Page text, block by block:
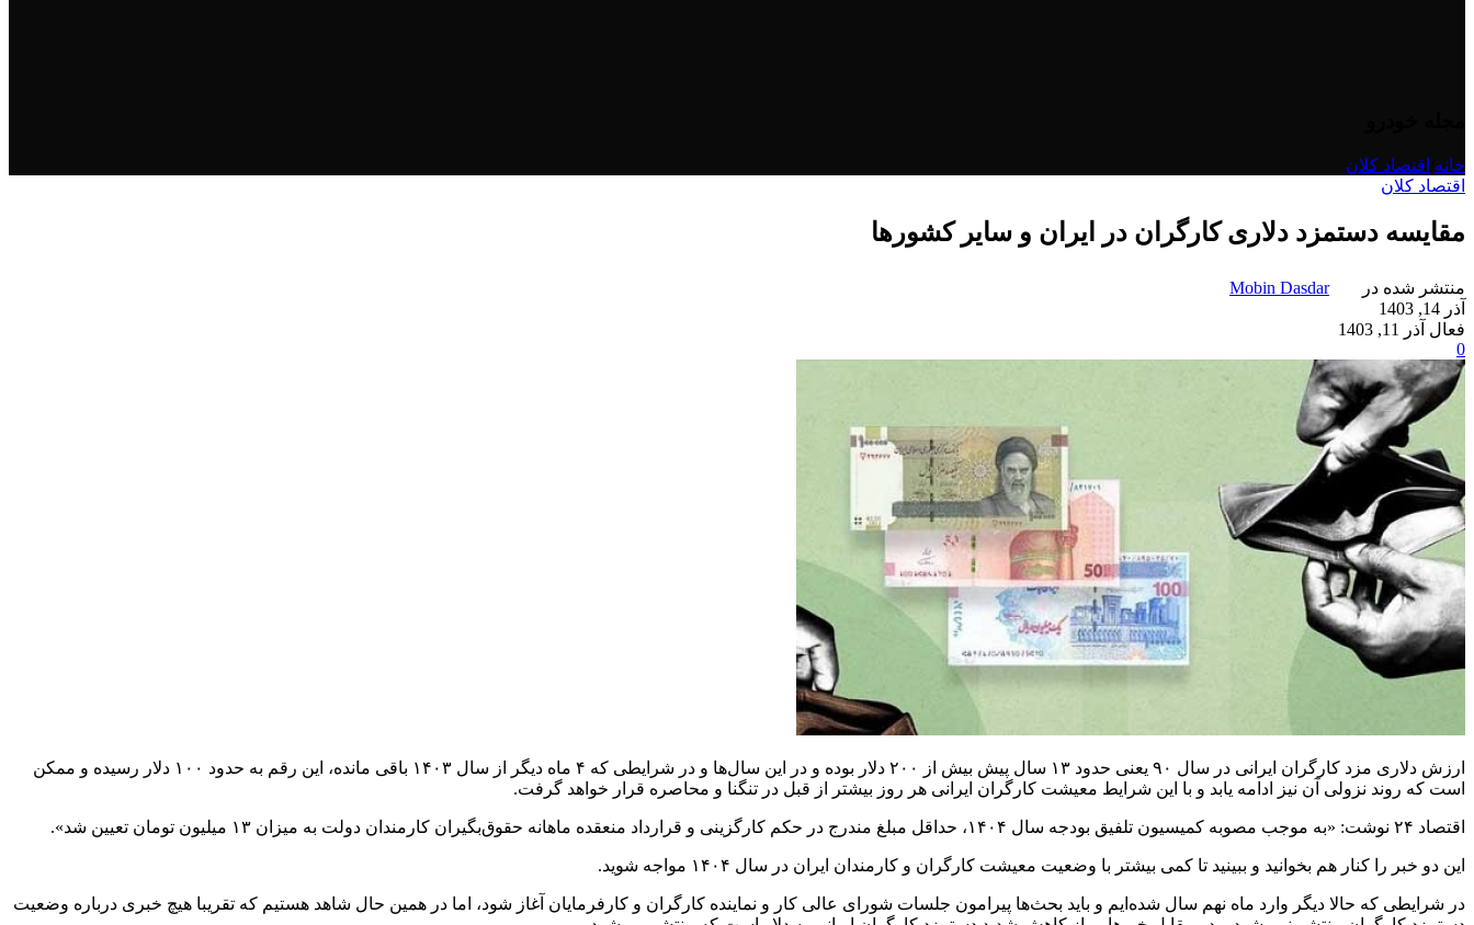
خانه اقتصاد کلان
اقتصاد کلان
مقایسه دستمزد دلاری کارگران در ایران و سایر کشورها
منتشر شده در
Mobin Dasdar
آذر 14, 1403
فعال آذر 11, 1403
0
ارزش دلاری مزد کارگران ایرانی در سال ۹۰ یعنی حدود ۱۳ سال پیش بیش از ۲۰۰ دلار بوده و در این سال‌ها و در شرایطی که ۴ ماه دیگر از سال ۱۴۰۳ باقی مانده، این رقم به حدود ۱۰۰ دلار رسیده و ممکن
است که روند نزولی آن نیز ادامه یابد و با این شرایط معیشت کارگران ایرانی هر روز بیشتر از قبل در تنگنا و محاصره قرار خواهد گرفت.
اقتصاد ۲۴ نوشت: «به موجب مصوبه کمیسیون تلفیق بودجه سال ۱۴۰۴، حداقل مبلغ مندرج در حکم کارگزینی و قرارداد منعقده ماهانه حقوق‌بگیران کارمندان دولت به میزان ۱۳ میلیون تومان تعیین شد».
این دو خبر را کنار هم بخوانید و ببینید تا کمی بیشتر با وضعیت معیشت کارگران و کارمندان ایران در سال ۱۴۰۴ مواجه شوید.
در شرایطی که حالا دیگر وارد ماه نهم سال شده‌ایم و باید بحث‌ها پیرامون جلسات شورای عالی کار و نماینده کارگران و کارفرمایان آغاز شود، اما در همین حال شاهد هستیم که تقریبا هیچ خبری درباره وضعیت